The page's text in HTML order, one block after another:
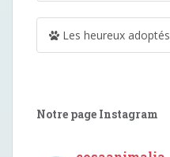
Les heureux adoptés
Notre page Instagram